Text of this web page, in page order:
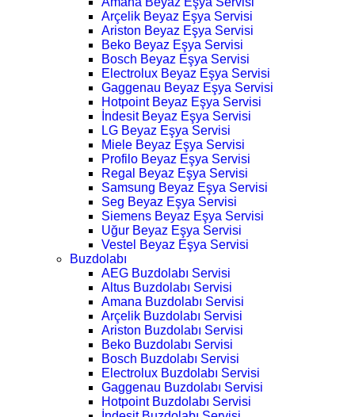
Arçelik Beyaz Eşya Servisi
Ariston Beyaz Eşya Servisi
Beko Beyaz Eşya Servisi
Bosch Beyaz Eşya Servisi
Electrolux Beyaz Eşya Servisi
Gaggenau Beyaz Eşya Servisi
Hotpoint Beyaz Eşya Servisi
İndesit Beyaz Eşya Servisi
LG Beyaz Eşya Servisi
Miele Beyaz Eşya Servisi
Profilo Beyaz Eşya Servisi
Regal Beyaz Eşya Servisi
Samsung Beyaz Eşya Servisi
Seg Beyaz Eşya Servisi
Siemens Beyaz Eşya Servisi
Uğur Beyaz Eşya Servisi
Vestel Beyaz Eşya Servisi
Buzdolabı
AEG Buzdolabı Servisi
Altus Buzdolabı Servisi
Amana Buzdolabı Servisi
Arçelik Buzdolabı Servisi
Ariston Buzdolabı Servisi
Beko Buzdolabı Servisi
Bosch Buzdolabı Servisi
Electrolux Buzdolabı Servisi
Gaggenau Buzdolabı Servisi
Hotpoint Buzdolabı Servisi